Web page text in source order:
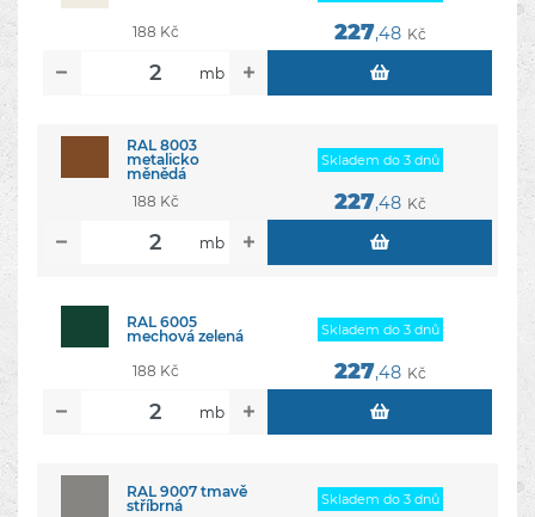
188 Kč 227,48 Kč
mb
RAL 8003
metalicko
měnědá
Skladem do 3 dnů
188 Kč 227,48 Kč
mb
RAL 6005
mechová zelená
Skladem do 3 dnů
188 Kč 227,48 Kč
mb
RAL 9007 tmavě
stříbrná
Skladem do 3 dnů